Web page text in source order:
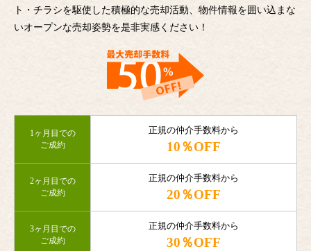
ト・チラシを駆使した積極的な売却活動、 物件情報を囲い込まな
いオープンな売却姿勢を是非実感ください！
1ヶ月目での
ご成約
正規の仲介手数料から
10％OFF
2ヶ月目での
ご成約
正規の仲介手数料から
20％OFF
3ヶ月目での
ご成約
正規の仲介手数料から
30％OFF